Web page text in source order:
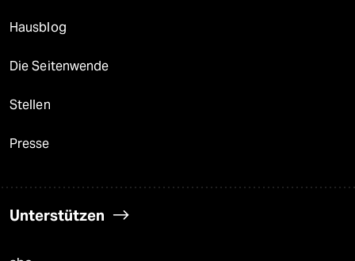
Hausblog
Die Seitenwende
Stellen
Presse
Unterstützen